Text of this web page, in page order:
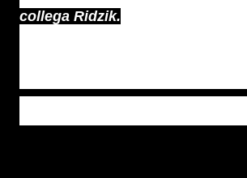
collega Ridzik.